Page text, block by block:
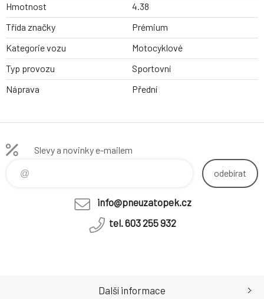
Hmotnost
4.38
Třída značky
Prémium
Kategorie vozu
Motocyklové
Typ provozu
Sportovní
Náprava
Přední
Slevy a novinky e-mailem
odebírat
info@pneuzatopek.cz
tel. 603 255 932
Další informace